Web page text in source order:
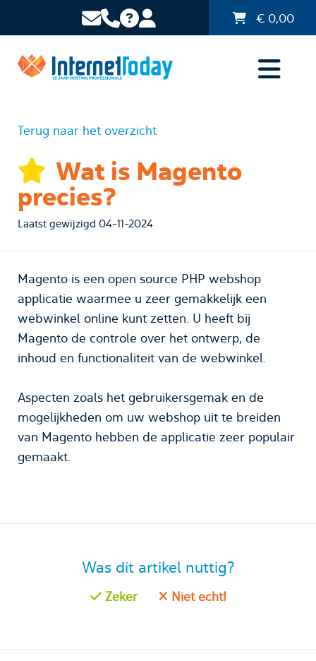
€ 0,00
Terug naar het overzicht
precies?
Laatst gewijzigd 04-11-2024
Magento is een open source PHP webshop
applicatie waarmee u zeer gemakkelijk een
webwinkel online kunt zetten. U heeft bij
Magento de controle over het ontwerp, de
inhoud en functionaliteit van de webwinkel.
Aspecten zoals het gebruikersgemak en de
mogelijkheden om uw webshop uit te breiden
van Magento hebben de applicatie zeer populair
gemaakt.
Was dit artikel nuttig?
Zeker Niet echt!